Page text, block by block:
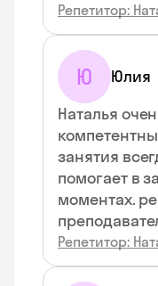
Репетитор:
Ю Юлия
Наталья
занятия
помогает в
моментах.
Репетитор: